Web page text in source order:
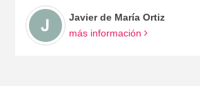
Javier de María Ortiz
más información